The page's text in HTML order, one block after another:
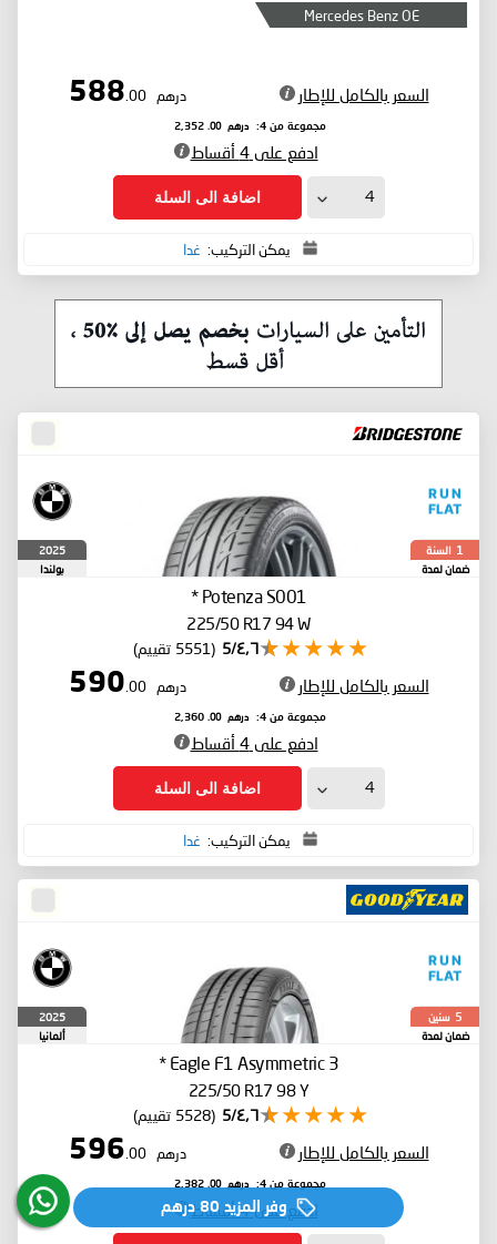
Mercedes Benz OE
السعر بالكامل للإطار درهم 588
.00
مجموعة من 4: درهم 2,352
.00
ادفع على 4 أقساط
اضافة الى السلة
يمكن التركيب: غدا
1 السنة
ضمان لمدة
2025
بولندا
Potenza S001
*
225/50 R17 94 W
٤٫٦/5 (5551 تقييم)
السعر بالكامل للإطار درهم 590
.00
مجموعة من 4: درهم 2,360
.00
ادفع على 4 أقساط
اضافة الى السلة
يمكن التركيب: غدا
5 سنين
ضمان لمدة
2025
ألمانيا
Eagle F1 Asymmetric 3
*
225/50 R17 98 Y
٤٫٦/5 (5528 تقييم)
السعر بالكامل للإطار درهم 596
.00
مجموعة من 4: درهم 2,382
.00
ادفع على 4 أقساط
وفر المزيد80 درهم‏